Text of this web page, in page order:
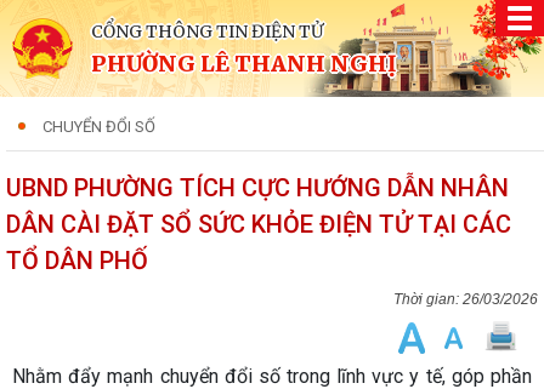
CỔNG THÔNG TIN ĐIỆN TỬ
PHƯỜNG LÊ THANH NGHỊ
CHUYỂN ĐỔI SỐ
UBND PHƯỜNG TÍCH CỰC HƯỚNG DẪN NHÂN
DÂN CÀI ĐẶT SỔ SỨC KHỎE ĐIỆN TỬ TẠI CÁC
TỔ DÂN PHỐ
26/03/2026
Nhằm đẩy mạnh chuyển đổi số trong lĩnh vực y tế, góp phần